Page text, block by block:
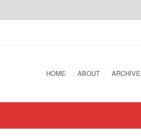
HOME ABOUT ARCHIVE